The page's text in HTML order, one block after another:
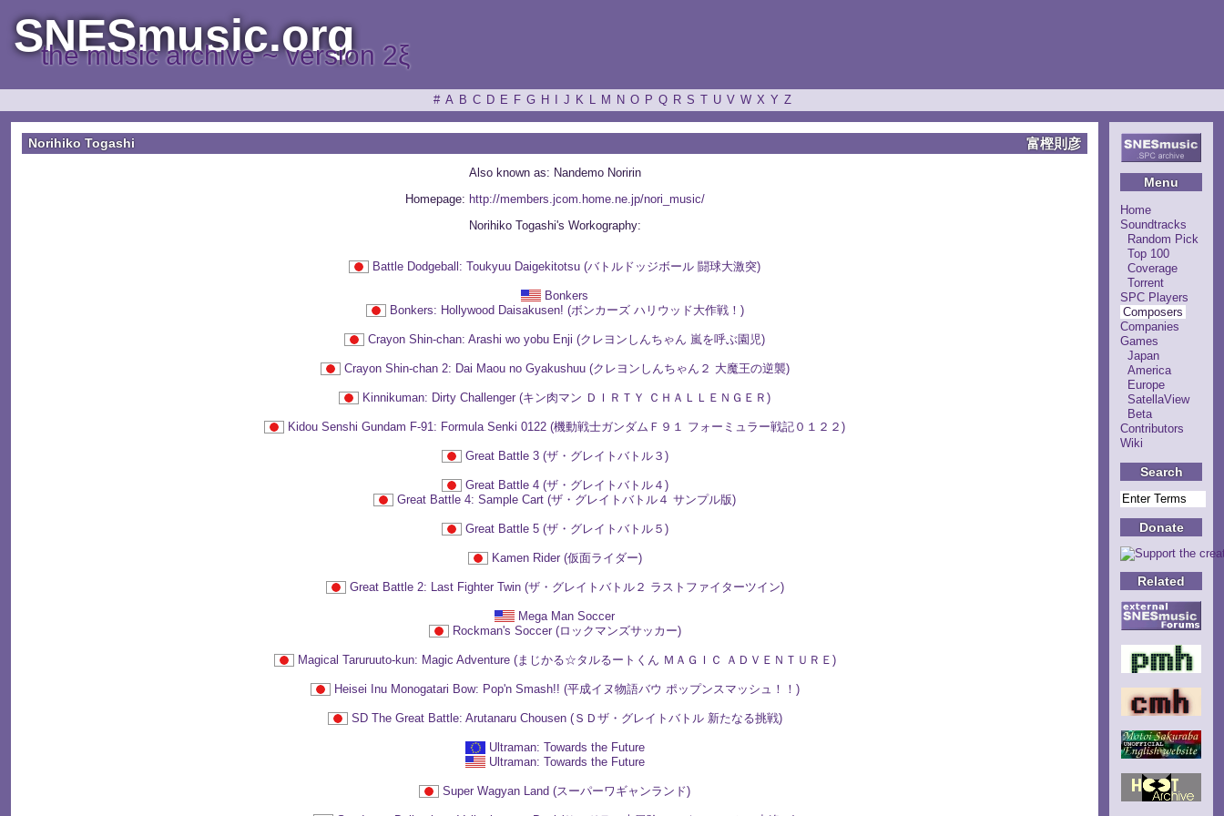
SNESmusic.org
the music archive ~ version 2ξ
# A B C D E F G H J K L M N O P Q R S T U V W X Y Z
Menu
Home
Soundtracks
Random Pick
Top 100
Coverage
Torrent
SPC Players
Composers
Companies
Games
Japan
America
Europe
SatellaView
Beta
Contributors
Wiki
Search
Donate
Related
Norihiko Togashi 富樫則彦
Also known as: Nandemo Noririn
Homepage: http://members.jcom.home.ne.jp/nori_music/
Norihiko Togashi's Workography:
Battle Dodgeball: Toukyuu Daigekitotsu (バトルドッジボール 闘球大激突)
Bonkers
Bonkers: Hollywood Daisakusen! (ボンカーズ ハリウッド大作戦！)
Crayon Shin-chan: Arashi wo yobu Enji (クレヨンしんちゃん 嵐を呼ぶ園児)
Crayon Shin-chan 2: Dai Maou no Gyakushuu (クレヨンしんちゃん２ 大魔王の逆襲)
Kinnikuman: Dirty Challenger (キン肉マン ＤＩＲＴＹ ＣＨＡＬＬＥＮＧＥＲ)
Kidou Senshi Gundam F-91: Formula Senki 0122 (機動戦士ガンダムＦ９１ フォーミュラー戦記０１２２)
Great Battle 3 (ザ・グレイトバトル３)
Great Battle 4 (ザ・グレイトバトル４)
Great Battle 4: Sample Cart (ザ・グレイトバトル４ サンプル版)
Great Battle 5 (ザ・グレイトバトル５)
Kamen Rider (仮面ライダー)
Great Battle 2: Last Fighter Twin (ザ・グレイトバトル２ ラストファイターツイン)
Mega Man Soccer
Rockman's Soccer (ロックマンズサッカー)
Magical Taruruuto-kun: Magic Adventure (まじかる☆タルるートくん ＭＡＧＩＣ ＡＤＶＥＮＴＵＲＥ)
Heisei Inu Monogatari Bow: Pop'n Smash!! (平成イヌ物語バウ ポップンスマッシュ！！)
SD The Great Battle: Arutanaru Chousen (ＳＤザ・グレイトバトル 新たなる挑戦)
Ultraman: Towards the Future
Ultraman: Towards the Future
Super Wagyan Land (スーパーワギャンランド)